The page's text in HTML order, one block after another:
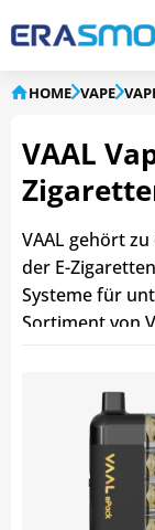
HOME VAPE
VAAL
VAAL gehört
der E-
Systeme für
Sortiment von
Kapseln.
Handhabung,
und
Einsteiger als
Entdecken Sie